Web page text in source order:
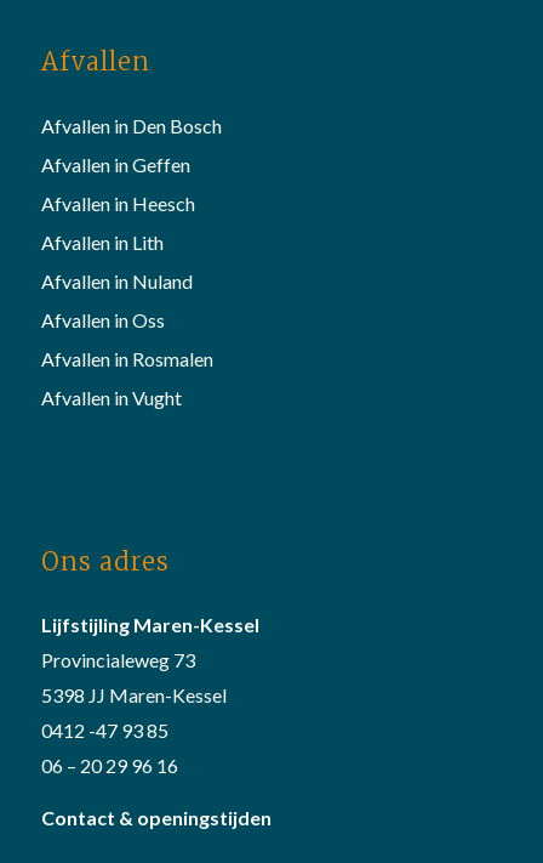
Afvallen
Afvallen in Den Bosch
Afvallen in Geffen
Afvallen in Heesch
Afvallen in Lith
Afvallen in Nuland
Afvallen in Oss
Afvallen in Rosmalen
Afvallen in Vught
Ons adres
Lijfstijling Maren-Kessel
Provincialeweg 73
5398 JJ Maren-Kessel
0412 -47 93 85
06 – 20 29 96 16
Contact & openingstijden